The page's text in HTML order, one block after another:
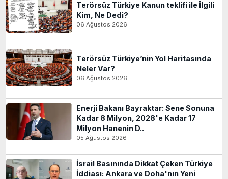
Terörsüz Türkiye Kanun teklifi ile İlgili
Kim, Ne Dedi?
06 Ağustos 2026
Terörsüz Türkiye’nin Yol Haritasında
Neler Var?
06 Ağustos 2026
Enerji Bakanı Bayraktar: Sene Sonuna
Kadar 8 Milyon, 2028'e Kadar 17
Milyon Hanenin D..
05 Ağustos 2026
İsrail Basınında Dikkat Çeken Türkiye
İddiası: Ankara ve Doha'nın Yeni